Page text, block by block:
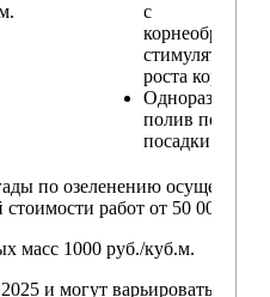
с
стимулятором
роста корней
Одноразовый
полив после
посадки
по озеленению
работ от 50 000,00
масс 1000 руб./куб.м.
и могут варьироваться